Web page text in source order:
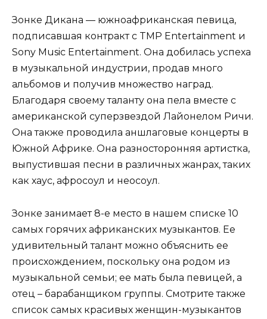
Зонке Дикана — южноафриканская певица,
подписавшая контракт с TMP Entertainment и
Sony Music Entertainment. Она добилась успеха
в музыкальной индустрии, продав много
альбомов и получив множество наград.
Благодаря своему таланту она пела вместе с
американской суперзвездой Лайонелом Ричи.
Она также проводила аншлаговые концерты в
Южной Африке. Она разносторонняя артистка,
выпустившая песни в различных жанрах, таких
как хаус, афросоул и неосоул.
Зонке занимает 8-е место в нашем списке 10
самых горячих африканских музыкантов. Ее
удивительный талант можно объяснить ее
происхождением, поскольку она родом из
музыкальной семьи; ее мать была певицей, а
отец – барабанщиком группы. Смотрите также
список самых красивых женщин-музыкантов